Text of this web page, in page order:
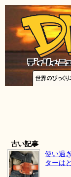
古い記事
使い過
ターは